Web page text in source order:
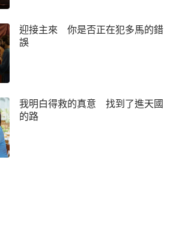
的焚燒之下無一人一物不被潔
着我的話而得福，也因着我的話
世所有的人都看見我是救世主的
類的全能神，也讓人都看見我曾
但在末世我又成了焚燒萬物的烈
些話，都是以造物主的身份直接
獨一無二的權柄與能力，一聽就
類的心意向人類訴説、表達？誰
迎接主來 你是否正在犯多馬的錯
誤
我明白得救的真意 找到了進天國
的路